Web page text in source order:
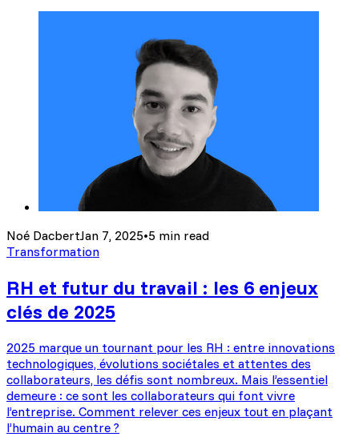
Noé DacbertJan 7, 2025•5 min read
Transformation
RH et futur du travail : les 6 enjeux
clés de 2025
2025 marque un tournant pour les RH : entre innovations
technologiques, évolutions sociétales et attentes des
collaborateurs, les défis sont nombreux. Mais l’essentiel
demeure : ce sont les collaborateurs qui font vivre
l’entreprise. Comment relever ces enjeux tout en plaçant
l’humain au centre ?